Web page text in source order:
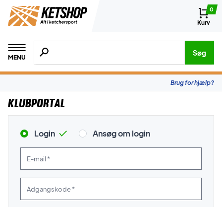
0
Kurv
MENU
Søg efter produkter, mærker etc.
Søg
Brug for hjælp?
Klubportal
Login Ansøg om login